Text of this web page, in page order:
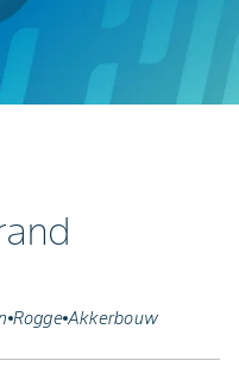
Rogge Akkerbouw